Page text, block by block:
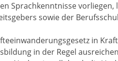
Sprachkenntnisse
sowie der
in
in der Regel